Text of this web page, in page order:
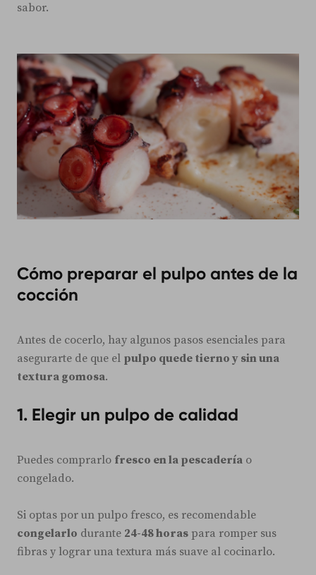
sabor.
Cómo preparar el pulpo antes de la
cocción
Antes de cocerlo, hay algunos pasos esenciales para
asegurarte de que el pulpo quede tierno y sin una
textura gomosa.
1. Elegir un pulpo de calidad
Puedes comprarlo fresco en la pescadería o
congelado.
Si optas por un pulpo fresco, es recomendable
congelarlo durante 24-48 horas para romper sus
fibras y lograr una textura más suave al cocinarlo.